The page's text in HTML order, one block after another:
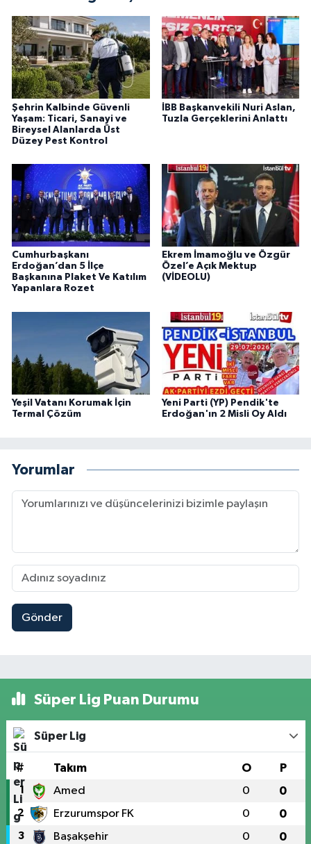
Şehrin Kalbinde Güvenli
Yaşam: Ticari, Sanayi ve
Bireysel Alanlarda Üst
Düzey Pest Kontrol
İBB Başkanvekili Nuri Aslan,
Tuzla Gerçeklerini Anlattı
Cumhurbaşkanı
Erdoğan’dan 5 İlçe
Başkanına Plaket Ve Katılım
Yapanlara Rozet
Ekrem İmamoğlu ve Özgür
Özel’e Açık Mektup
(VİDEOLU)
Yeşil Vatanı Korumak İçin
Termal Çözüm
Yeni Parti (YP) Pendik'te
Erdoğan'ın 2 Misli Oy Aldı
Yorumlar
Gönder
Süper Lig Puan Durumu
Süper Lig
# Takım O P
1 Amed 0 0
2 Erzurumspor FK 0 0
3 Başakşehir 0 0